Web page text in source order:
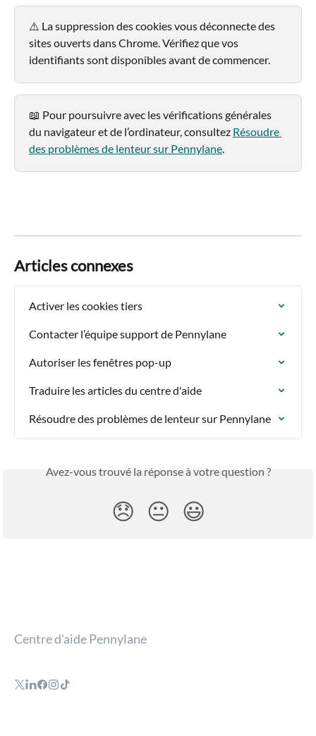
⚠️ La suppression des cookies vous déconnecte des
sites ouverts dans Chrome. Vérifiez que vos
identifiants sont disponibles avant de commencer.
📖 Pour poursuivre avec les vérifications générales
du navigateur et de l’ordinateur, consultez Résoudre
des problèmes de lenteur sur Pennylane.
Articles connexes
Activer les cookies tiers
Contacter l’équipe support de Pennylane
Autoriser les fenêtres pop-up
Traduire les articles du centre d'aide
Résoudre des problèmes de lenteur sur Pennylane
Avez-vous trouvé la réponse à votre question ?
😞 😐 😃
Centre d'aide Pennylane